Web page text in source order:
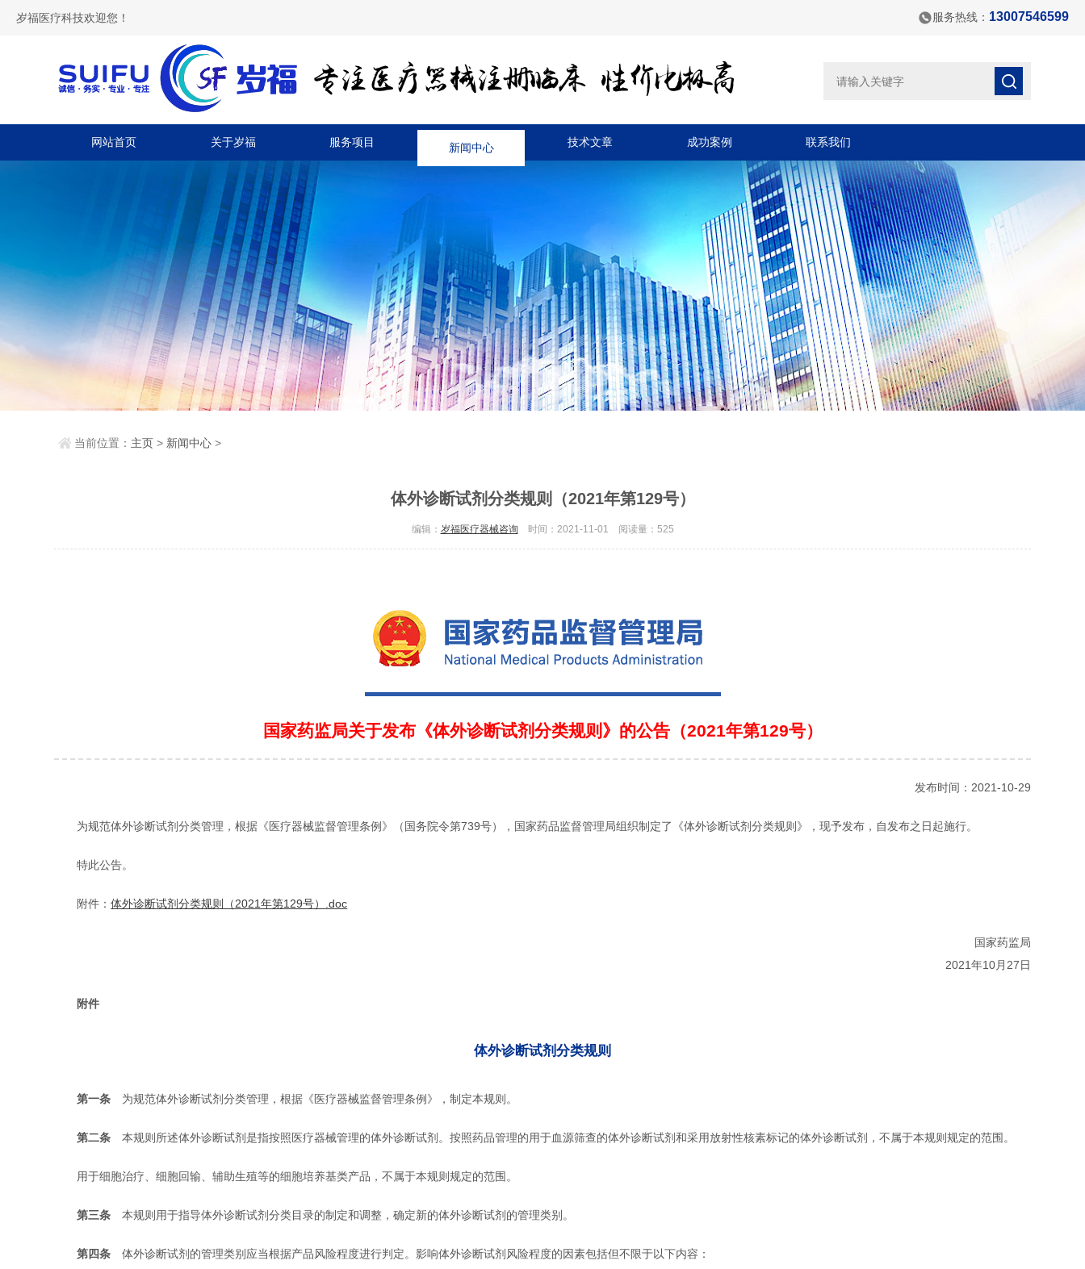
服务热线： 13007546599
岁福医疗科技欢迎您！
网站首页 关于岁福 服务项目 新闻中心 技术文章 成功案例 联系我们
当前位置： 主页 > 新闻中心 >
体外诊断试剂分类规则（2021年第129号）
编辑： 岁福医疗器械咨询 时间：2021-11-01 阅读量： 525
国家药监局关于发布《体外诊断试剂分类规则》的公告（2021年第129号）
发布时间：2021-10-29
为规范体外诊断试剂分类管理，根据《医疗器械监督管理条例》（国务院令第739号），国家药品监督管理局组织制定了《体外诊断试剂分类规则》，现予发布，自发布之日起施行。
特此公告。
附件：体外诊断试剂分类规则（2021年第129号）.doc
国家药监局
2021年10月27日
附件
体外诊断试剂分类规则
第一条 为规范体外诊断试剂分类管理，根据《医疗器械监督管理条例》，制定本规则。
第二条 本规则所述体外诊断试剂是指按照医疗器械管理的体外诊断试剂。按照药品管理的用于血源筛查的体外诊断试剂和采用放射性核素标记的体外诊断试剂，不属于本规则规定的范围。
用于细胞治疗、细胞回输、辅助生殖等的细胞培养基类产品，不属于本规则规定的范围。
第三条 本规则用于指导体外诊断试剂分类目录的制定和调整，确定新的体外诊断试剂的管理类别。
第四条 体外诊断试剂的管理类别应当根据产品风险程度进行判定。影响体外诊断试剂风险程度的因素包括但不限于以下内容：